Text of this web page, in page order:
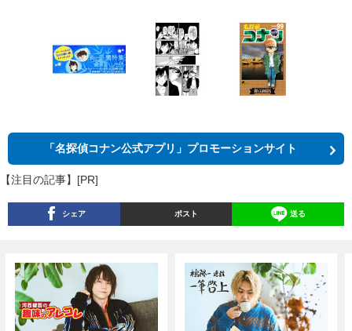
「名探偵コナン公式アプリ」プロモーションサイト
【注目の記事】[PR]
シェア ポスト 送る